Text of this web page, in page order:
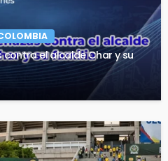
contra el alcalde Char y su